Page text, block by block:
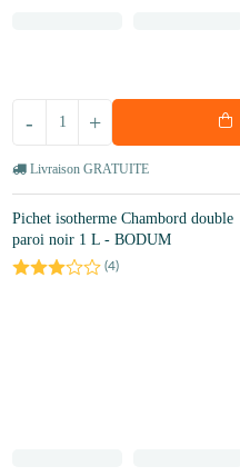
+
-
Livraison GRATUITE
Pichet isotherme Chambord double
paroi noir 1 L - BODUM
(4)